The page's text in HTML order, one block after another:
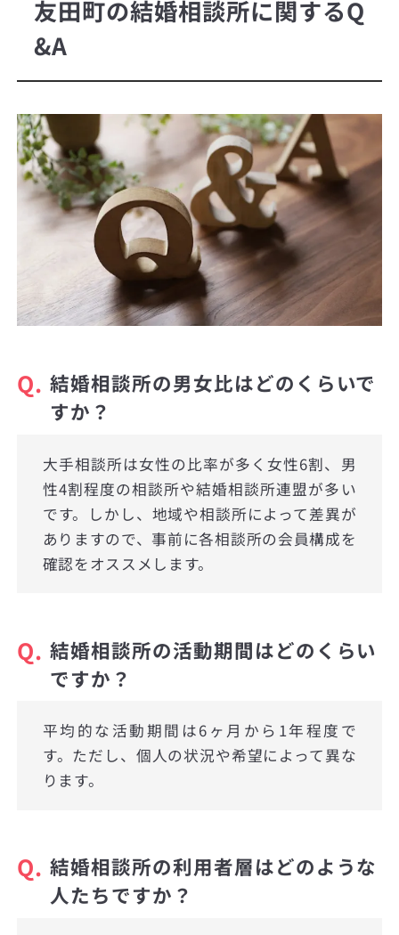
友田町の結婚相談所に関するQ
&A
Q. 結婚相談所の男女比はどのくらいで
すか？
大手相談所は女性の比率が多く女性6割、男
性4割程度の相談所や結婚相談所連盟が多い
です。しかし、地域や相談所によって差異が
ありますので、事前に各相談所の会員構成を
確認をオススメします。
Q. 結婚相談所の活動期間はどのくらい
ですか？
平均的な活動期間は6ヶ月から1年程度で
す。ただし、個人の状況や希望によって異な
ります。
Q. 結婚相談所の利用者層はどのような
人たちですか？